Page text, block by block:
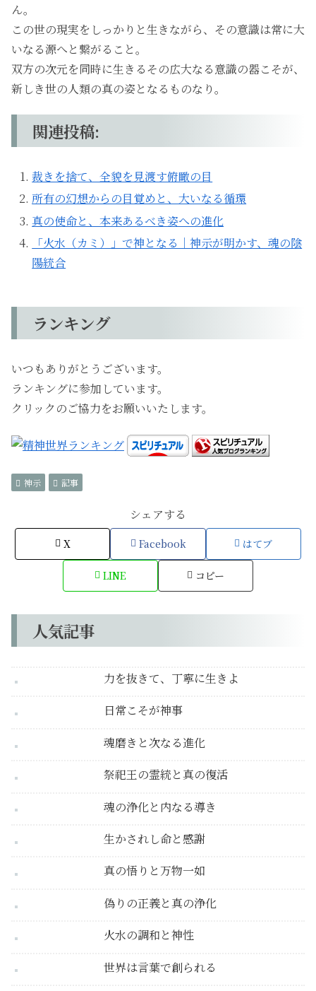
ん。
この世の現実をしっかりと生きながら、その意識は常に大
いなる源へと繋がること。
双方の次元を同時に生きるその広大なる意識の器こそが、
新しき世の人類の真の姿となるものなり。
関連投稿:
裁きを捨て、全貌を見渡す俯瞰の目
所有の幻想からの目覚めと、大いなる循環
真の使命と、本来あるべき姿への進化
「火水（カミ）」で神となる｜神示が明かす、魂の陰
陽統合
ランキング
いつもありがとうございます。
ランキングに参加しています。
クリックのご協力をお願いいたします。
神示 記事
シェアする
X Facebook はてブ
LINE コピー
人気記事
力を抜きて、丁寧に生きよ
日常こそが神事
魂磨きと次なる進化
祭祀王の霊統と真の復活
魂の浄化と内なる導き
生かされし命と感謝
真の悟りと万物一如
偽りの正義と真の浄化
火水の調和と神性
世界は言葉で創られる